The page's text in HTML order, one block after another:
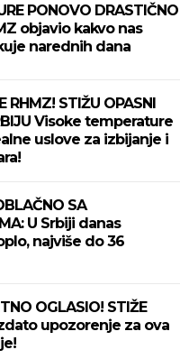
PONOVO DRASTIČNO
objavio kakvo nas
narednih dana
RHMZ! STIŽU OPASNI
Visoke temperature
uslove za izbijanje i
SA
U Srbiji danas
najviše do 36
OGLASIO! STIŽE
upozorenje za ova